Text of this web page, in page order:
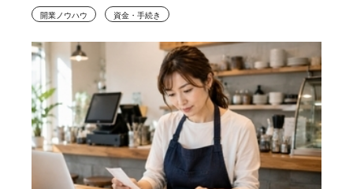
開業ノウハウ 資金・手続き